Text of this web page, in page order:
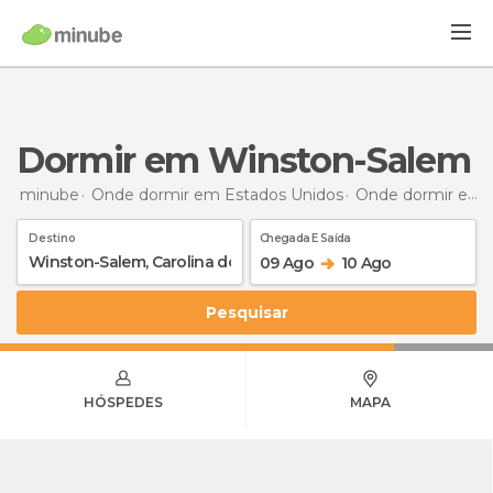
Dormir em Winston-Salem
minube Onde dormir em Estados Unidos Onde dormir em Carolina do Norte
Destino Chegada E Saída
09 Ago 10 Ago
Pesquisar
HÓSPEDES MAPA